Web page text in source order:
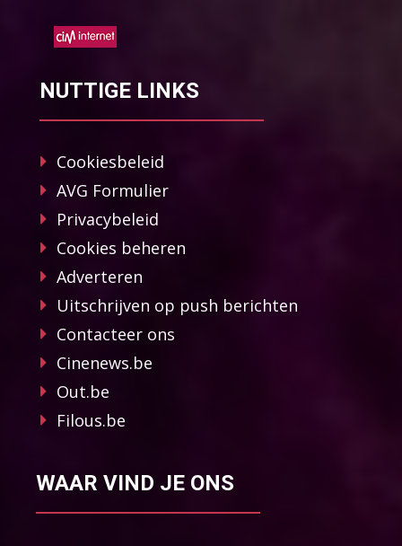
NUTTIGE LINKS
Cookiesbeleid
AVG Formulier
Privacybeleid
Cookies beheren
Adverteren
Uitschrijven op push berichten
Contacteer ons
Cinenews.be
Out.be
Filous.be
WAAR VIND JE ONS